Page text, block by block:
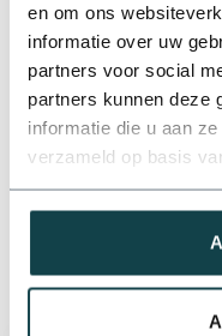
en om ons
informatie over uw
partners voor social
partners kunnen deze
informatie die u aan
verzameld op basis
Op voorraad
Advies
740 032.
Recent bekeken